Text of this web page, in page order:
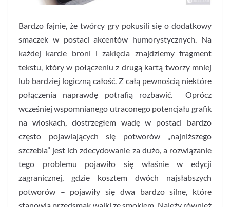
Bardzo fajnie, że twórcy gry pokusili się o dodatkowy
smaczek w postaci akcentów humorystycznych. Na
każdej karcie broni i zaklęcia znajdziemy fragment
tekstu, który w połączeniu z drugą kartą tworzy mniej
lub bardziej logiczną całość. Z całą pewnością niektóre
połączenia naprawdę potrafią rozbawić. Oprócz
wcześniej wspomnianego utraconego potencjału grafik
na wioskach, dostrzegłem wadę w postaci bardzo
często pojawiających się potworów „najniższego
szczebla” jest ich zdecydowanie za dużo, a rozwiązanie
tego problemu pojawiło się właśnie w edycji
zagranicznej, gdzie kosztem dwóch najsłabszych
potworów – pojawiły się dwa bardzo silne, które